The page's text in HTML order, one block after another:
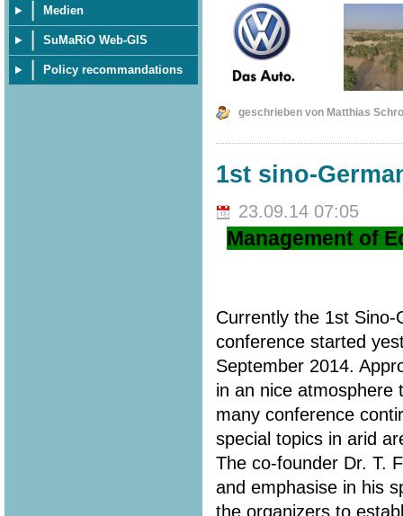
Medien
SuMaRiO Web-GIS
Policy recommandations
geschrieben von Matthias
1st sino-
23.09.14 07:05
Management of
Currently the 1st
conference started
September 2014.
in an nice atmosphere
many conference
special topics in arid
The co-founder Dr. T.
and emphasise in his
the organizers to